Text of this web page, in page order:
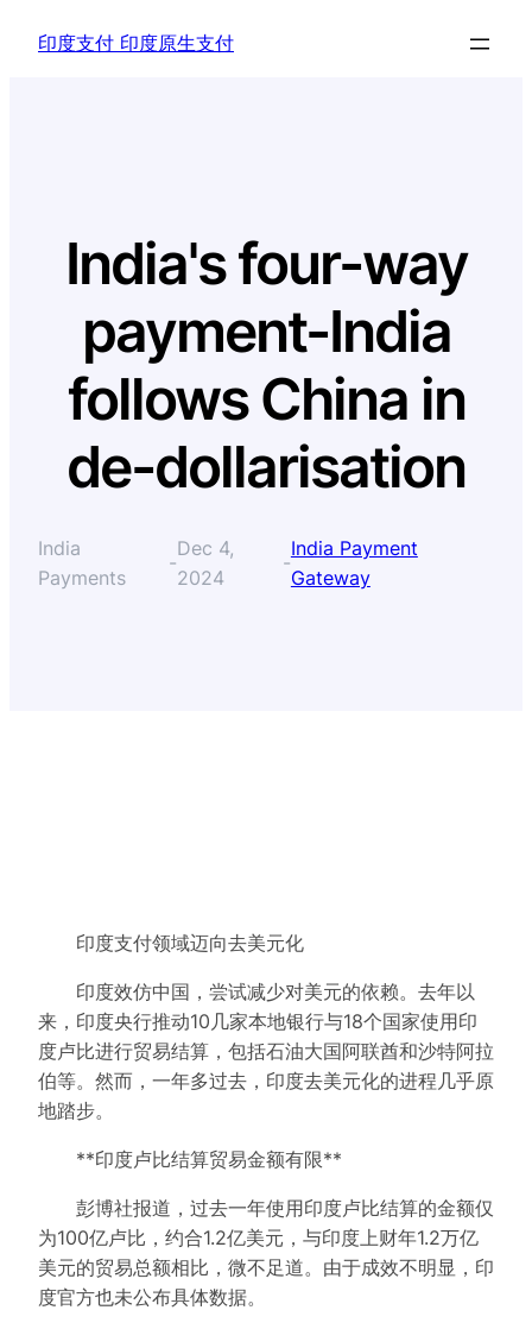
印度支付 印度原生支付
India's four-way
payment-India
follows China in
de-dollarisation
India
Payments
-
Dec 4,
2024
-
India Payment
Gateway
印度支付领域迈向去美元化
印度效仿中国，尝试减少对美元的依赖。去年以
来，印度央行推动10几家本地银行与18个国家使用印
度卢比进行贸易结算，包括石油大国阿联酋和沙特阿拉
伯等。然而，一年多过去，印度去美元化的进程几乎原
地踏步。
**印度卢比结算贸易金额有限**
彭博社报道，过去一年使用印度卢比结算的金额仅
为100亿卢比，约合1.2亿美元，与印度上财年1.2万亿
美元的贸易总额相比，微不足道。由于成效不明显，印
度官方也未公布具体数据。